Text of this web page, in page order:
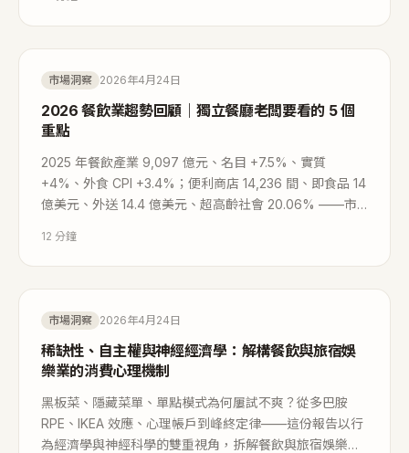
出貨／去化的真正關係，並提出「場景組合」酒單策略。
市場洞察 2026年4月24日
2026 餐飲業趨勢回顧｜獨立餐廳老闆要看的 5 個
重點
2025 年餐飲產業 9,097 億元、名目 +7.5%、實質
+4%、外食 CPI +3.4%；便利商店 14,236 間、即食品 14
億美元、外送 14.4 億美元、超高齡社會 20.06% ——市
產業研究數據，拆解需求再分配、供給端擠壓、效率／體
驗／信任三類市場分段，以及給獨立餐飲業者的五點實戰
建議。
12 分鐘
市場洞察 2026年4月24日
稀缺性、自主權與神經經濟學：解構餐飲與旅宿娛
樂業的消費心理機制
黑板菜、隱藏菜單、單點模式為何屢試不爽？從多巴胺
RPE、IKEA 效應、心理帳戶到峰終定律——這份報告以行
為經濟學與神經科學的雙重視角，拆解餐飲與旅宿娛樂業